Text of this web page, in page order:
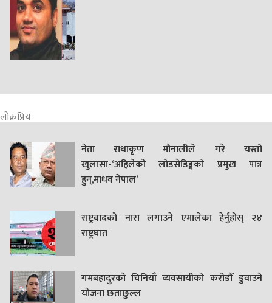
लोक्रप्रिय
नेता राधाकृण मौनालीले गरे यस्तो
खुलासा-‘अहिलेको लोडसेडिङ्गको प्रमुख पात्र
हुन्,माधव नेपाल’
राष्ट्रवादको नारा लगाउने एमालेका हेर्नुहोस् २४
राष्ट्रघात
गमबहादुरकाे चिनियाँ व्यवसायीको करोडौँ डुवाउने
याेजना छताछुल्ल